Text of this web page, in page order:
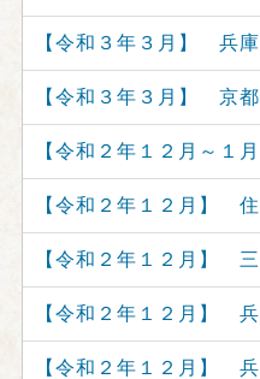
【令和３年３月】 兵
【令和３年３月】 京
【令和２年１２月～
【令和２年１２月】
【令和２年１２月】
【令和２年１２月】
【令和２年１２月】